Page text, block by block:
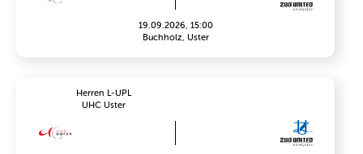
19.09.2026, 15:00
Buchholz, Uster
Herren L-UPL
UHC Uster